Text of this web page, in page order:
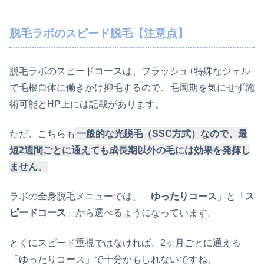
脱毛ラボのスピード脱毛【注意点】
脱毛ラボのスピードコースは、フラッシュ+特殊なジェル
で毛根自体に働きかけ抑毛するので、毛周期を気にせず施
術可能とHP上には記載があります。
ただ、こちらも 一般的な光脱毛（SSC方式）なので、最
短2週間ごとに通えても成長期以外の毛には効果を発揮し
ません。
ラボの全身脱毛メニューでは、「 ゆったりコース 」と「 ス
ピードコース 」から選べるようになっています。
とくにスピード重視ではなければ、2ヶ月ごとに通える
「ゆったりコース」で十分かもしれないですね。